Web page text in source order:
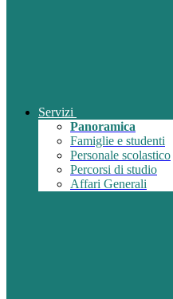
Servizi
Panoramica
Famiglie e studenti
Personale scolastico
Percorsi di studio
Affari Generali